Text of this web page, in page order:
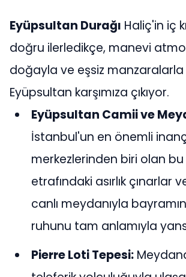
Eyüpsultan Durağı Haliç'in iç
doğru ilerledikçe, manevi
doğayla ve eşsiz
Eyüpsultan karşımıza çıkıyor.
Eyüpsultan Camii ve
İstanbul'un en önemli
merkezlerinden biri olan bu
etrafındaki asırlık çınarlar
canlı meydanıyla
ruhunu tam anlamıyla
Pierre Loti Tepesi: